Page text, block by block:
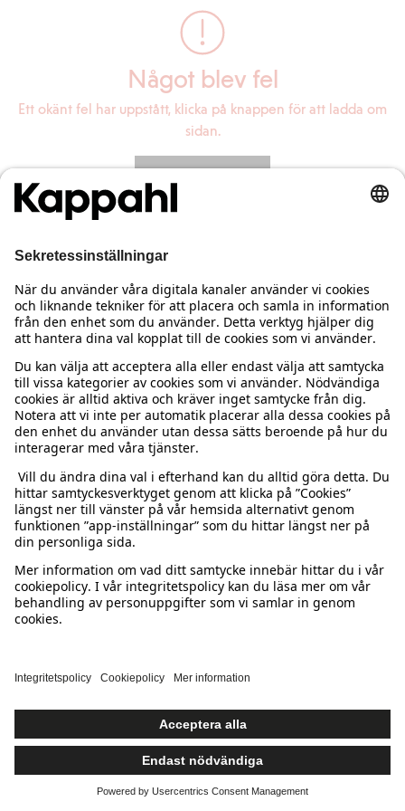
Något blev fel
Ett okänt fel har uppstått, klicka på knappen för att ladda om
sidan.